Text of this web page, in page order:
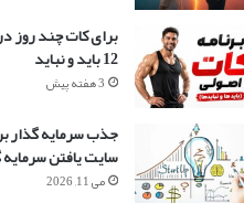
برای کات چند روز
12 باید و نباید
3 هفته پیش
سایت یافتن
می 11, 2026